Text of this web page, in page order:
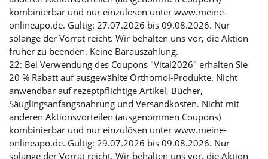
kombinierbar und nur einzulösen unter www.meine-
onlineapo.de. Gültig: 27.07.2026 bis 09.08.2026. Nur
solange der Vorrat reicht. Wir behalten uns vor, die Aktion
früher zu beenden. Keine Barauszahlung.
22: Bei Verwendung des Coupons "Vital2026" erhalten Sie
20 % Rabatt auf ausgewählte Orthomol-Produkte. Nicht
anwendbar auf rezeptpflichtige Artikel, Bücher,
Säuglingsanfangsnahrung und Versandkosten. Nicht mit
anderen Aktionsvorteilen (ausgenommen Coupons)
kombinierbar und nur einzulösen unter www.meine-
onlineapo.de. Gültig: 29.07.2026 bis 09.08.2026. Nur
solange der Vorrat reicht. Wir behalten uns vor, die Aktion